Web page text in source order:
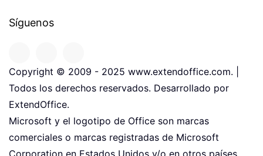
Síguenos
Copyright © 2009 - 2025 www.extendoffice.com. |
Todos los derechos reservados. Desarrollado por
ExtendOffice.
Microsoft y el logotipo de Office son marcas
comerciales o marcas registradas de Microsoft